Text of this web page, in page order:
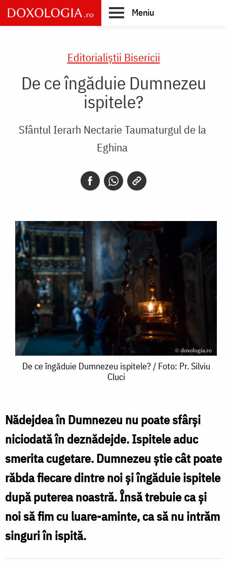
Skip
to
main
Meniu
Editorialiștii Bisericii
De ce îngăduie Dumnezeu
ispitele?
Sfântul Ierarh Nectarie Taumaturgul de la
Eghina
De
Dumnezeu
ispitele?
/
Foto:
Pr.
Silviu
Cluci
De ce îngăduie Dumnezeu ispitele? / Foto: Pr. Silviu
Cluci
Nădejdea în Dumnezeu nu poate sfârşi
niciodată în deznădejde. Ispitele aduc
smerita cugetare. Dumnezeu ştie cât poate
răbda fiecare dintre noi şi îngăduie ispitele
după puterea noastră. Însă trebuie ca şi
noi să fim cu luare-aminte, ca să nu intrăm
singuri în ispită.